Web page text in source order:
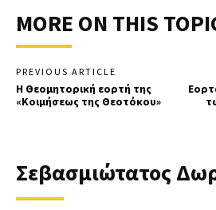
MORE ON THIS
PREVIOUS ARTICLE
Η Θεομητορική εορτή της
«Κοιμήσεως της Θεοτόκου»
Σεβασμιώτατος